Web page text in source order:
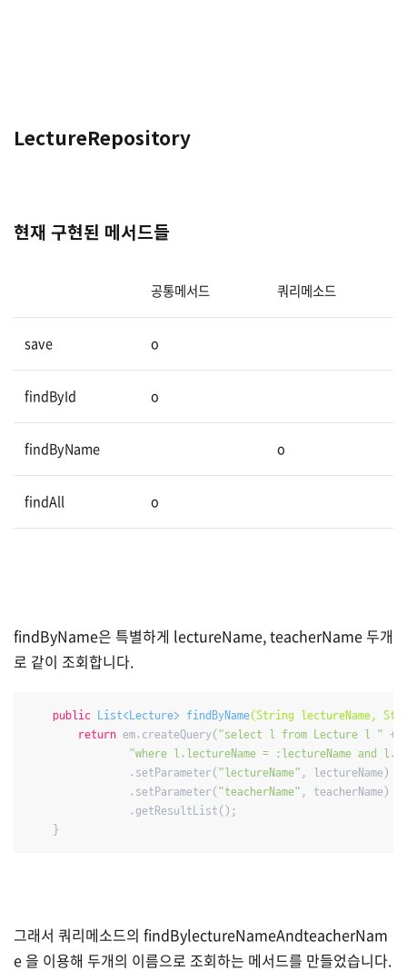
LectureRepository
현재 구현된 메서드들
공통메서드 쿼리메소드
save o
findById o
findByName o
findAll o
findByName은 특별하게 lectureName, teacherName 두개
로 같이 조회합니다.
public List<Lecture> findByName(String lectureName,
return em.createQuery( "select l from Lecture l " +
"where l.lectureName = :lectureName and
                .setParameter(
"lectureName" , lectureName)
                .setParameter(
"teacherName" , teacherName)
                .getResultList();
    }
그래서 쿼리메소드의 findBylectureNameAndteacherNam
e 을 이용해 두개의 이름으로 조회하는 메서드를 만들었습니다.